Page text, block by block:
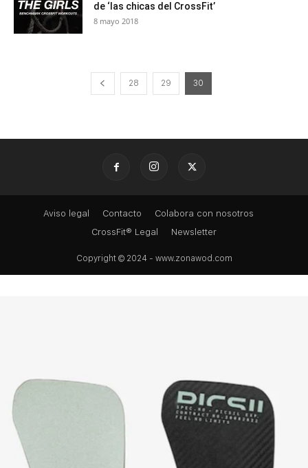
de ‘las chicas del CrossFit’
8 mayo 2018
28 29 30
Aviso legal Contacto
Colabora con nosotros
CrossFit® Legal
Newsletter
Copyright © 2024 - www.zonawod.com